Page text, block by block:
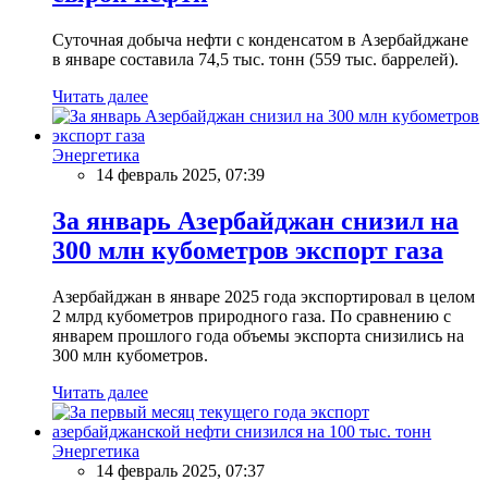
Суточная добыча нефти с конденсатом в Азербайджане
в январе составила 74,5 тыс. тонн (559 тыс. баррелей).
Читать далее
Энергетика
14 февраль 2025, 07:39
За январь Азербайджан снизил на
300 млн кубометров экспорт газа
Азербайджан в январе 2025 года экспортировал в целом
2 млрд кубометров природного газа. По сравнению с
январем прошлого года объемы экспорта снизились на
300 млн кубометров.
Читать далее
Энергетика
14 февраль 2025, 07:37